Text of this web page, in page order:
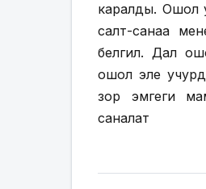
каралды. Ошол
салт-санаа
белгилүү. Дал
ошол эле
зор эмгеги
саналат